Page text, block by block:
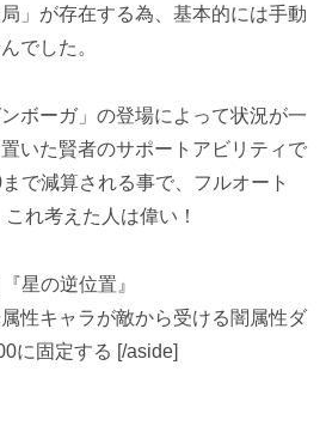
」が存在する為、 基本的には手動
でした。
ボーガ」の登場によって状況が一
いた賢者のサポートアビリティで
で減算される事で、フルオート
れ考えた人は偉い！
星の逆位置』
性キャラが敵から受ける闇属性ダ
に固定する [/aside]